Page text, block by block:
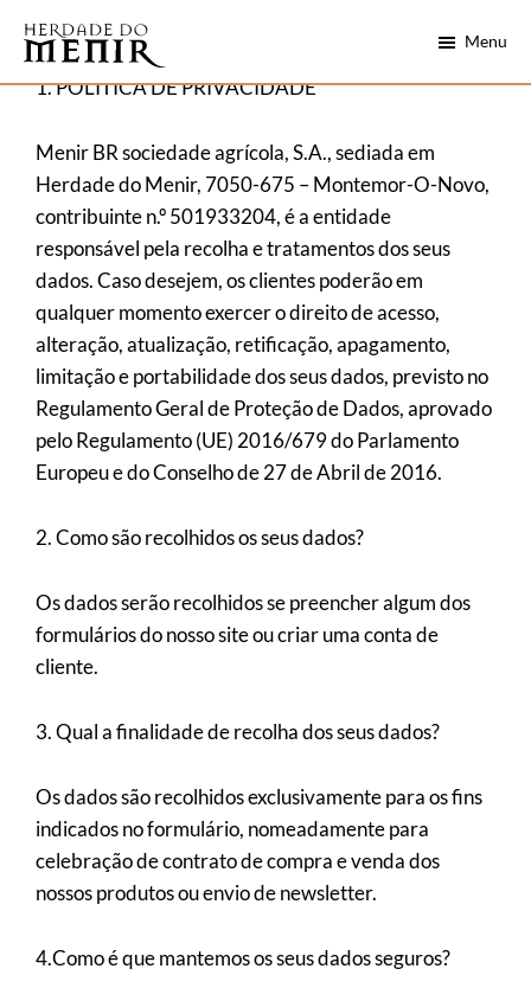
main
para
o Herdade
Alentejo
garrafa
Menu
1. POLÍTICA DE PRIVACIDADE
Menir BR sociedade agrícola, S.A., sediada em
Herdade do Menir, 7050-675 – Montemor-O-Novo,
contribuinte n.º 501933204, é a entidade
responsável pela recolha e tratamentos dos seus
dados. Caso desejem, os clientes poderão em
qualquer momento exercer o direito de acesso,
alteração, atualização, retificação, apagamento,
limitação e portabilidade dos seus dados, previsto no
Regulamento Geral de Proteção de Dados, aprovado
pelo Regulamento (UE) 2016/679 do Parlamento
Europeu e do Conselho de 27 de Abril de 2016.
2. Como são recolhidos os seus dados?
Os dados serão recolhidos se preencher algum dos
formulários do nosso site ou criar uma conta de
cliente.
3. Qual a finalidade de recolha dos seus dados?
Os dados são recolhidos exclusivamente para os fins
indicados no formulário, nomeadamente para
celebração de contrato de compra e venda dos
nossos produtos ou envio de newsletter.
4.Como é que mantemos os seus dados seguros?